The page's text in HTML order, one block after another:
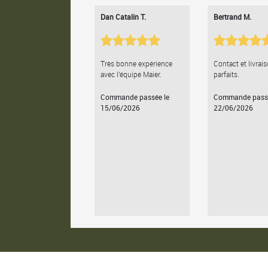
Dan Catalin T.
Très bonne expérience
avec l'équipe Maier.
Commande passée le
15/06/2026
Bertrand M.
Contact et
parfaits.
Commande
22/06/2026